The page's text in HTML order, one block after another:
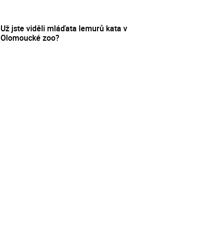
Už jste viděli mláďata lemurů kata v
Olomoucké zoo?